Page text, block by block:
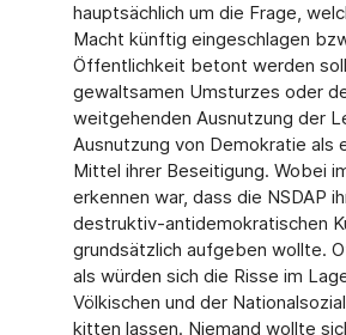
hauptsächlich um die Frage,
Macht künftig eingeschlagen
Öffentlichkeit betont werden
gewaltsamen Umsturzes oder
weitgehenden Ausnutzung der
Ausnutzung von Demokratie als
Mittel ihrer Beseitigung. Wobei
erkennen war, dass die NSDAP
destruktiv-antidemokratischen
grundsätzlich aufgeben wollte.
als würden sich die Risse im
Völkischen und der
kitten lassen. Niemand wollte